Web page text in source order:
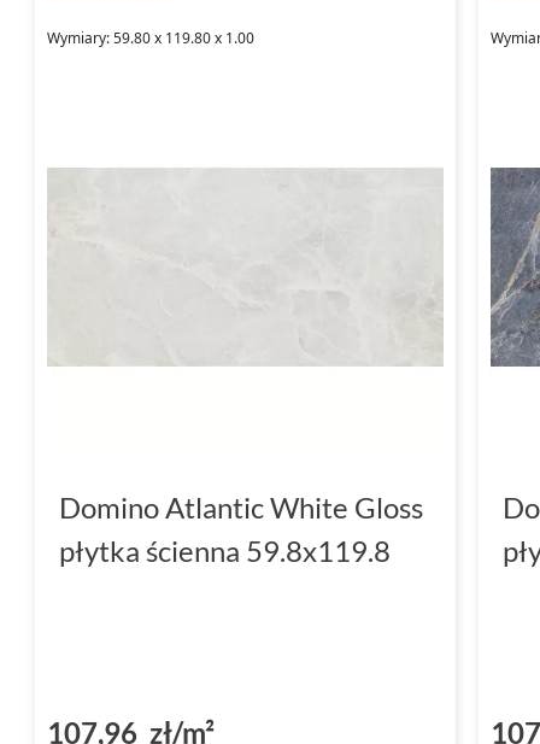
wykonana z glazury dodatkowo podnosi
powierzchnia
przestronności. Struktura płytki, która
element ponadczasowej klasyki, a
Inspirowana naturą kolekcja płytek
uniwersalności, idealnie wkomponuje się w
Domino Atlantic. Przenieś naturalne
czystości, co jest szczególnie ważne w
Wymiary: 59.80 x 119.80 x 1.00
Domino Atlantic White Gloss
płytka ścienna 59.8x119.8
107,96 zł/m²